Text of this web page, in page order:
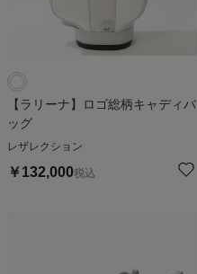
【ラリーナ】ロゴ総柄キャディバ
ッグ
レザレクション
￥ 132,000税込